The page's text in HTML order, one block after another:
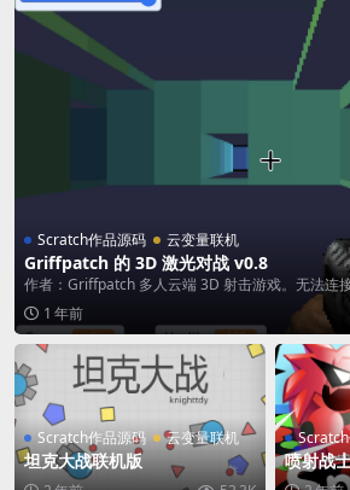
Scratch作品源码 云变量联机
Griffpatch 的 3D 激光对战 v0.8
作者：Griffpatch 多人云端 3D 射击游戏。无法连
1 年前
Scratch作品源码 云变量联机
坦克大战联机版 喷射战